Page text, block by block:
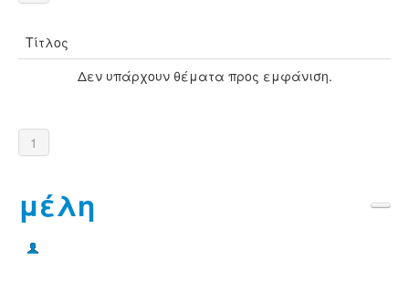
Τίτλος
Δεν υπάρχουν θέματα προς εμφάνιση.
1
μέλη